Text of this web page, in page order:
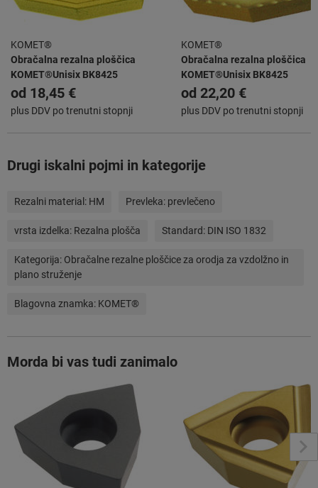
KOMET®
Obračalna rezalna ploščica
KOMET®Unisix BK8425
od 18,45 €
plus DDV po trenutni stopnji
KOMET®
Obračalna rezalna ploščica
KOMET®Unisix BK8425
od 22,20 €
plus DDV po trenutni stopnji
Drugi iskalni pojmi in kategorije
Rezalni material: HM Prevleka: prevlečeno
vrsta izdelka: Rezalna plošča Standard: DIN ISO 1832
Kategorija: Obračalne rezalne ploščice za orodja za vzdolžno in
plano struženje
Blagovna znamka: KOMET®
Morda bi vas tudi zanimalo